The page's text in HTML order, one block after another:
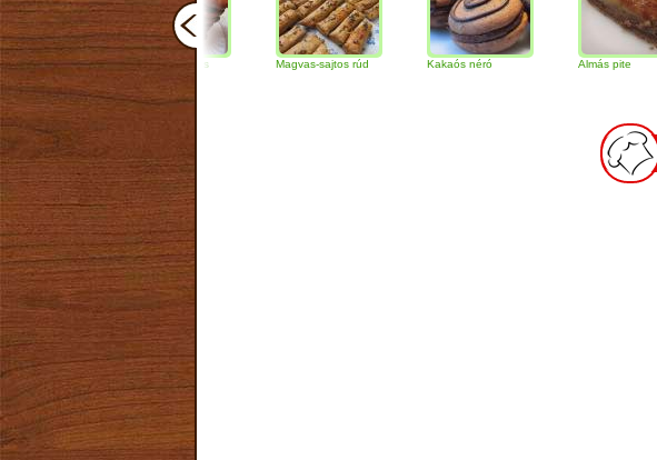
Csokoládés-diós
Magvas-sajtos rúd Kakaós néró